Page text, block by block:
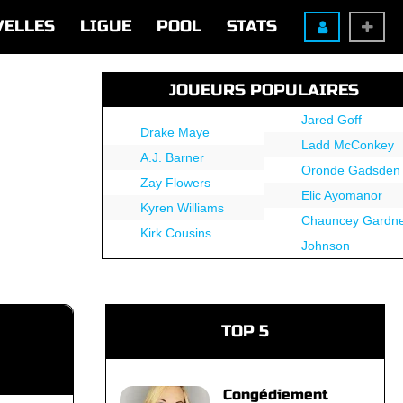
LIGUE POOL STATS
JOUEURS POPULAIRES
Drake Maye
A.J. Barner
Zay Flowers
Kyren Williams
Kirk Cousins
Jared Goff
Ladd McConkey
Oronde Gadsden
Elic Ayomanor
Chauncey
Johnson
TOP 5
Congédiement